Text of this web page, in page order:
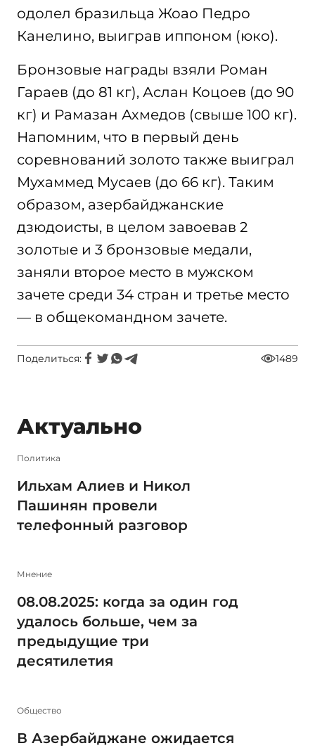
одолел бразильца Жоао Педро
Канелино, выиграв иппоном (юко).
Бронзовые награды взяли Роман
Гараев (до 81 кг), Аслан Коцоев (до 90
кг) и Рамазан Ахмедов (свыше 100 кг).
Напомним, что в первый день
соревнований золото также выиграл
Мухаммед Мусаев (до 66 кг). Таким
образом, азербайджанские
дзюдоисты, в целом завоевав 2
золотые и 3 бронзовые медали,
заняли второе место в мужском
зачете среди 34 стран и третье место
— в общекомандном зачете.
Поделиться: 1489
Актуально
Политика
Ильхам Алиев и Никол
Пашинян провели
телефонный разговор
Мнение
08.08.2025: когда за один год
удалось больше, чем за
предыдущие три
десятилетия
Общество
В Азербайджане ожидается